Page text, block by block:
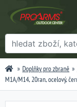
Doplňky pro zbraně
M1A/M14, 20ran, ocelový,